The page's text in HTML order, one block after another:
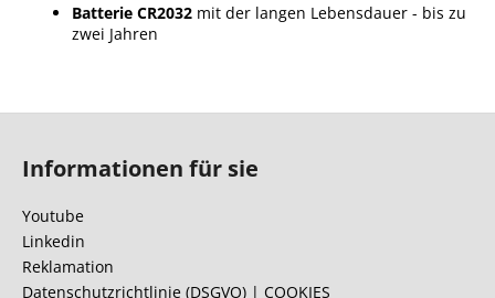
Batterie CR2032 mit der langen Lebensdauer - bis zu
zwei Jahren
Informationen für sie
Youtube
Linkedin
Reklamation
Datenschutzrichtlinie (DSGVO) | COOKIES